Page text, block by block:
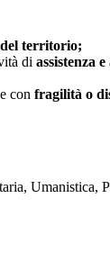
territorio;
di assistenza
con fragilità o
Umanistica,